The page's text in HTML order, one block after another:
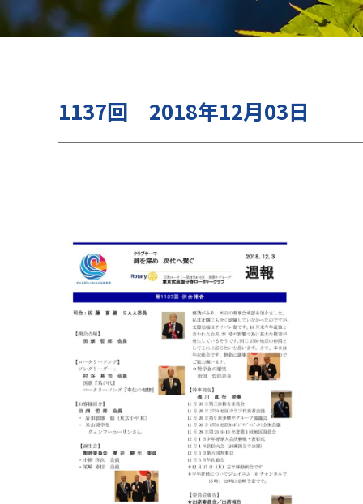
1137回 2018年12月03日